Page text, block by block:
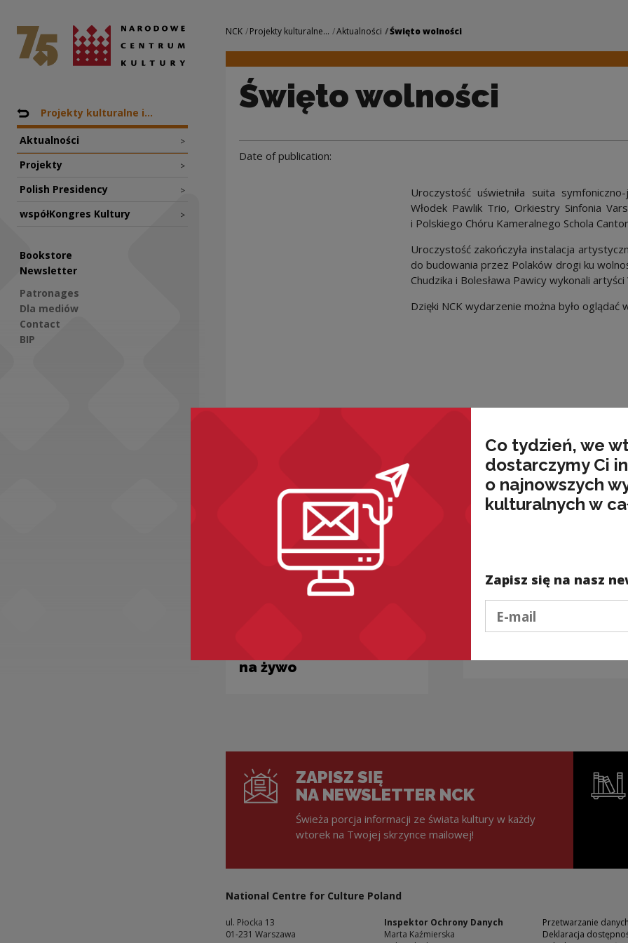
Święto wolności | Narodowe Centrum
National Centre for Culture Poland
Nawigacja
Back to: NCK
Projekty kulturalne i...
Aktualności >
Projekty >
Polish Presidency >
współKongres Kultury >
Bookstore
Newsletter
Patronages
Dla mediów
Contact
BIP
Navigation
NCK Projekty kulturalne... Aktualności Święto wolności
Święto wolności
Date of publication:
Uroczystość uświetniła suita
Włodek Pawlik Trio, Orkiestry Sinfonia
i Polskiego Chóru Kameralnego Schola
Uroczystość zakończyła instalacja
do budowania przez Polaków drogi ku
Chudzika i Bolesława Pawicy wykonali
Dzięki NCK wydarzenie można było oglądać
Projekty kulturalne i edukacyjne
na żywo
Projekty kulturalne i edukacyjne
Listopadowy numer
„Świerszczyka” we
ZAPISZ SIĘ
NA NEWSLETTER NCK
Świeża porcja informacji ze świata kultury w każdy
wtorek na Twojej skrzynce mailowej!
National Centre for Culture Poland
ul. Płocka 13
01-231 Warszawa
Inspektor Ochrony Danych
Marta Kaźmierska
Przetwarzanie
Deklaracja
Co tydzień, we
dostarczymy Ci
o najnowszych
kulturalnych w
Zapisz się na nasz